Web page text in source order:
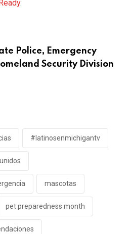
.
Police, Emergency
Security Division
#latinosenmichigantv
mascotas
pet preparedness month